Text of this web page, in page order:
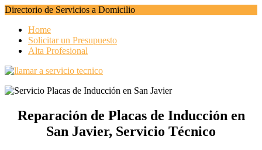
Directorio de Servicios a Domicilio
Home
Solicitar un Presupuesto
Alta Profesional
Reparación de Placas de Inducción en
San Javier, Servicio Técnico